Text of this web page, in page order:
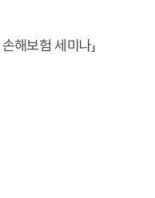
해보험 세미나」